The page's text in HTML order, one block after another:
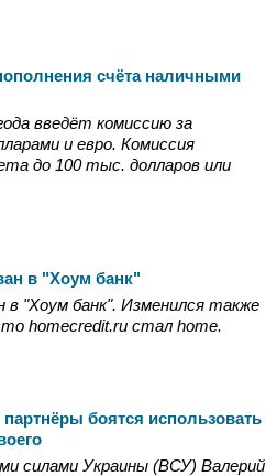
счёта наличными
введёт комиссию за
и евро. Комиссия
до 100 тыс. долларов или
в "Хоум банк"
в "Хоум банк". Изменился также
homecredit.ru стал home.
боятся использовать
силами Украины (ВСУ) Валерий